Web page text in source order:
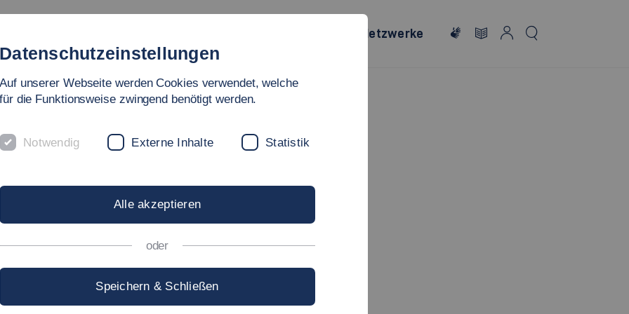
Netzwerke
HÄFELE,
Hannes.Haefele[at]hs-esslingen.de
Datenschutzeinstellungen
Auf unserer Webseite werden Cookies verwendet, welche
für die Funktionsweise zwingend benötigt werden.
Notwendig Externe Inhalte Statistik
Alle akzeptieren
oder
Speichern & Schließen